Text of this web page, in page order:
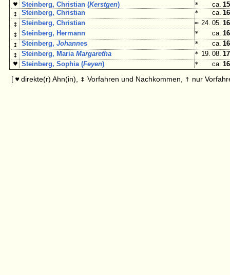
♥ Steinberg, Christian (Kerstgen) * ca.
↕ Steinberg, Christian * ca.
↕ Steinberg, Christian ≈ 24. 05.
↕ Steinberg, Hermann * ca.
↕ Steinberg,Johannes * ca.
↕ Steinberg, MariaMargaretha * 19. 08.
♥ Steinberg, Sophia (Feyen) * ca.
[ ♥ direkte(r) Ahn(in), ↕ Vorfahren und Nachkommen, ↑ nur